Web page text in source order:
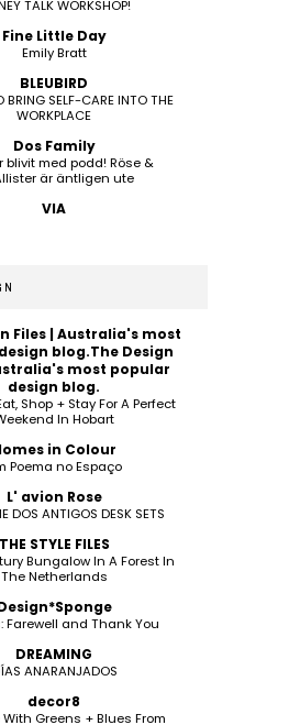
TALK WORKSHOP!
Fine Little Day
Emily Bratt
BLEUBIRD
BRING SELF-CARE INTO THE
WORKPLACE
Dos Family
blivit med podd! Röse &
är äntligen ute
VIA
Files | Australia's most
blog.The Design
most popular
design blog.
Shop + Stay For A Perfect
In Hobart
in Colour
Poema no Espaço
L' avion Rose
DOS ANTIGOS DESK SETS
THE STYLE FILES
Bungalow In A Forest In
The Netherlands
Farewell and Thank You
DREAMING
ANARANJADOS
decor8
Greens + Blues From